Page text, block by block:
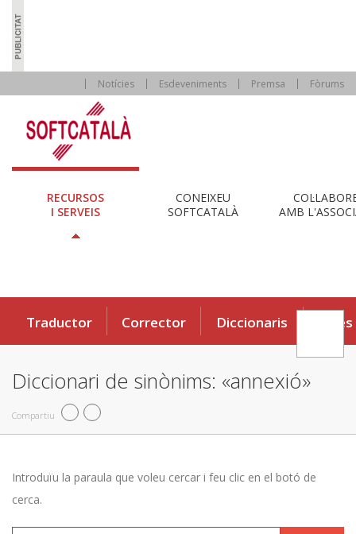
Notícies Esdeveniments Premsa Fòrums
RECURSOS
I SERVEIS
CONEIXEU
SOFTCATALÀ
AMB
Traductor Corrector Diccionaris Eines
Diccionari de sinònims: «annexió»
Compartiu
Introduïu la paraula que voleu cercar i feu clic en el botó de
cerca.